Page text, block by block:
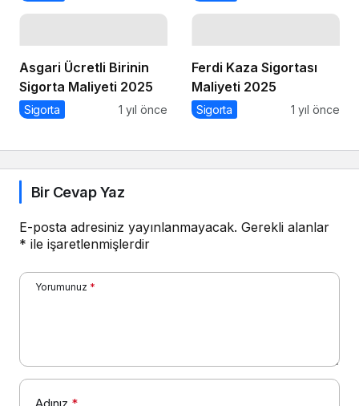
Asgari Ücretli Birinin
Sigorta Maliyeti 2025
Sigorta 1 yıl önce
Ferdi Kaza Sigortası
Maliyeti 2025
Sigorta 1 yıl önce
Bir Cevap Yaz
E-posta adresiniz yayınlanmayacak. Gerekli alanlar
* ile işaretlenmişlerdir
Yorumunuz *